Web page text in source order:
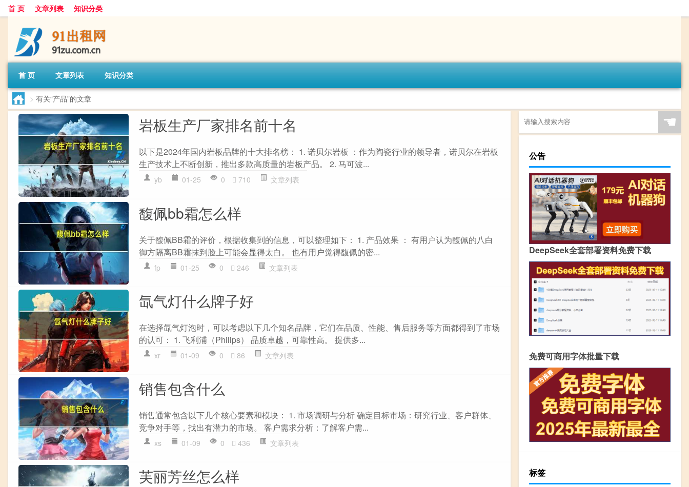
首 页 文章列表 知识分类
首 页 文章列表 知识分类
> 有关“产品”的文章
岩板生产厂家排名前十名
以下是2024年国内岩板品牌的十大排名榜： 1. 诺贝尔岩板 ：作为陶瓷行业的领导者，诺贝尔在岩板
生产技术上不断创新，推出多款高质量的岩板产品。 2. 马可波...
yb 01-25 0 710 文章列表
馥佩bb霜怎么样
关于馥佩BB霜的评价，根据收集到的信息，可以整理如下： 1. 产品效果 ： 有用户认为馥佩的八白
御方隔离BB霜抹到脸上可能会显得太白。 也有用户觉得馥佩的密...
fp 01-25 0 246 文章列表
氙气灯什么牌子好
在选择氙气灯泡时，可以考虑以下几个知名品牌，它们在品质、性能、售后服务等方面都得到了市场
的认可： 1. 飞利浦（Philips） 品质卓越，可靠性高。 提供多...
xr 01-09 0 86 文章列表
销售包含什么
销售通常包含以下几个核心要素和模块： 1. 市场调研与分析 确定目标市场：研究行业、客户群体、
竞争对手等，找出有潜力的市场。 客户需求分析：了解客户需...
xs 01-09 0 436 文章列表
芙丽芳丝怎么样
☚
公告
DeepSeek全套部署资料免费下载
免费可商用字体批量下载
标签